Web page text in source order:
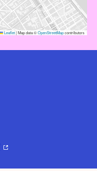
Leaflet|Map data ©OpenStreetMapcontributors